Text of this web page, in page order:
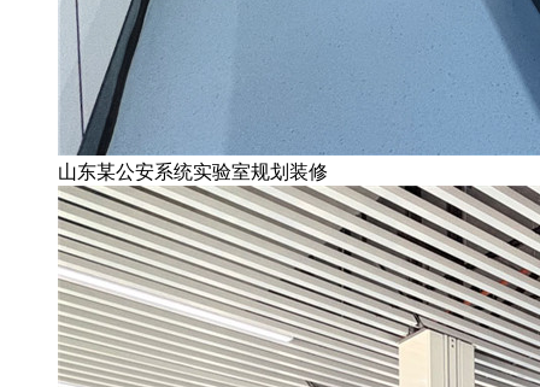
山东某公安系统实验室规划装修